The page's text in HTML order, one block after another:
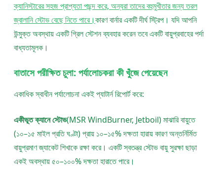
ক্যানিস্টারের সহজ প্রাপ্যতা পছন্দ করে, অন্যরা তাদের বহুমুখীতার জন্য তরল
জ্বালানি স্টোভ বেছে নিতে পারে।কারণ বার্নার একটি দীর্ঘ স্ট্রিপ। যদি আপনি
উন্মুক্ত অবস্থায় একটি গ্রিল স্টেশন ব্যবহার করেন তবে একটি বায়ুপ্রবাহের পর্দা
বাধ্যতামূলক।
বাতাসে পরীক্ষিত চুলা: পর্যালোচকরা কী খুঁজে পেয়েছেন
একাধিক স্বাধীন পর্যালোচনা একই প্যাটার্ন রিপোর্ট করে:
একীভূত ক্যানে স্টোভ(MSR WindBurner, Jetboil) মাঝারি বায়ুতে
(১০–১৫ মাইল প্রতি ঘণ্টা) প্রায় ১০–১৫% দক্ষতা হারায় কারণ অন্তর্নির্মিত
বায়ুপ্রমাণ জ্যাকেট শিখাকে রক্ষা করে। একটি স্বতন্ত্র স্টোভ বায়ু সুরক্ষা ছাড়া
একই অবস্থায় ৫০–১০০% দক্ষতা হারাতে পারে।